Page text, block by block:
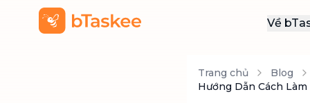
Về
Trang chủ Blog
Hướng Dẫn Cách